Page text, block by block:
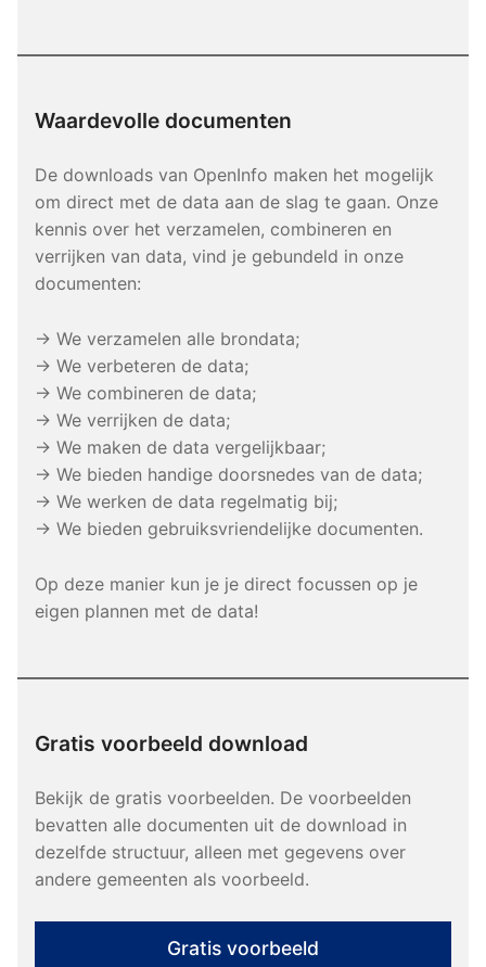
Waardevolle documenten
De downloads van OpenInfo maken het mogelijk
om direct met de data aan de slag te gaan. Onze
kennis over het verzamelen, combineren en
verrijken van data, vind je gebundeld in onze
documenten:
→ We verzamelen alle brondata;
→ We verbeteren de data;
→ We combineren de data;
→ We verrijken de data;
→ We maken de data vergelijkbaar;
→ We bieden handige doorsnedes van de data;
→ We werken de data regelmatig bij;
→ We bieden gebruiksvriendelijke documenten.
Op deze manier kun je je direct focussen op je
eigen plannen met de data!
Gratis voorbeeld download
Bekijk de gratis voorbeelden. De voorbeelden
bevatten alle documenten uit de download in
dezelfde structuur, alleen met gegevens over
andere gemeenten als voorbeeld.
Gratis voorbeeld